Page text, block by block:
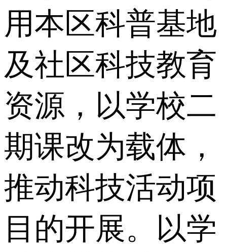
用本区科普基地
及社区科技教育
资源，以学校二
期课改为载体，
推动科技活动项
目的开展。以学